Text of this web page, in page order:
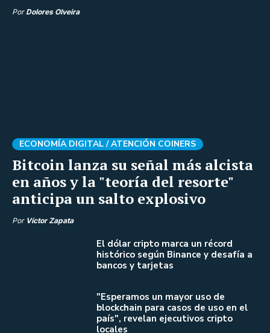
Por Dolores Olveira
Bitcoin lanza su señal más alcista
en años y la "teoría del resorte"
anticipa un salto explosivo
ECONOMÍA DIGITAL /ATENCIÓN COINERS
Por Víctor Zapata
El dólar cripto marca un récord
histórico según Binance y desafía a
bancos y tarjetas
"Esperamos un mayor uso de
blockchain para casos de uso en el
país", revelan ejecutivos cripto
locales